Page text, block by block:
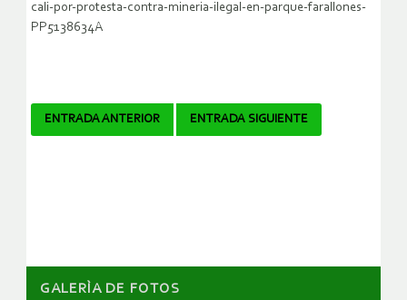
cali-por-protesta-contra-mineria-ilegal-en-parque-farallones-
PP5138634A
Navegador
ENTRADA ANTERIOR ENTRADA SIGUIENTE
GALERÌA DE FOTOS